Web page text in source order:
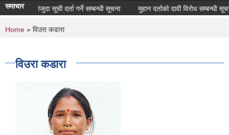
समाचारमाैजुदा सूची दर्ता गर्ने सम्बन्धी सूचना मुहान दर्ताको दावी विरोध सम्बन्धी सूचना
You are here
Home » विउरा कडारा
विउरा कडारा